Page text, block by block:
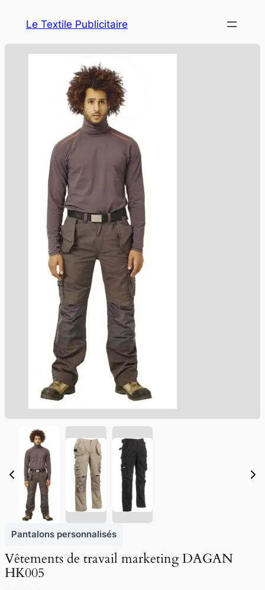
Le Textile Publicitaire
Pantalons personnalisés
Vêtements de travail marketing DAGAN
HK005